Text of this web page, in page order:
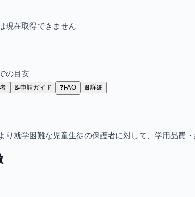
現在取得できません
の目安
📝申請ガイド ❓FAQ 📄 詳細
り就学困難な児童生徒の保護者に対して、学用品費